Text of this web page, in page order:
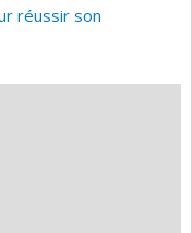
réussir son